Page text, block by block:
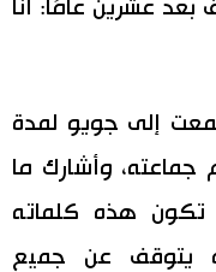
بعد عشرين عامًا: أنا
إلى جويو لمدة
وأشارك ما
هذه كلماته
يتوقف عن جميع